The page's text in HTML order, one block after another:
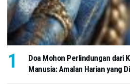
Doa Mohon Perlindungan dari
Manusia: Amalan Harian yang